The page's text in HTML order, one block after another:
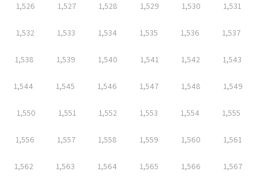
1,526 1,527 1,528 1,529 1,530 1,531
1,532 1,533 1,534 1,535 1,536 1,537
1,538 1,539 1,540 1,541 1,542 1,543
1,544 1,545 1,546 1,547 1,548 1,549
1,550 1,551 1,552 1,553 1,554 1,555
1,556 1,557 1,558 1,559 1,560 1,561
1,562 1,563 1,564 1,565 1,566 1,567